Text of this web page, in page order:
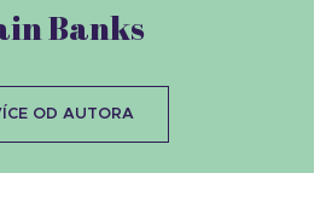
Banks
OD AUTORA